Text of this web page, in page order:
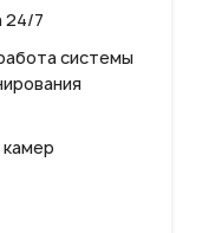
24/7
системы